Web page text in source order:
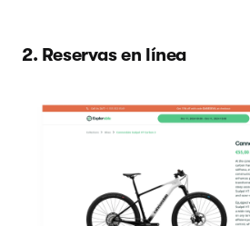
2. Reservas en línea